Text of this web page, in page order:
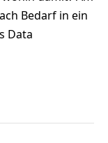
Bedarf in ein
Data